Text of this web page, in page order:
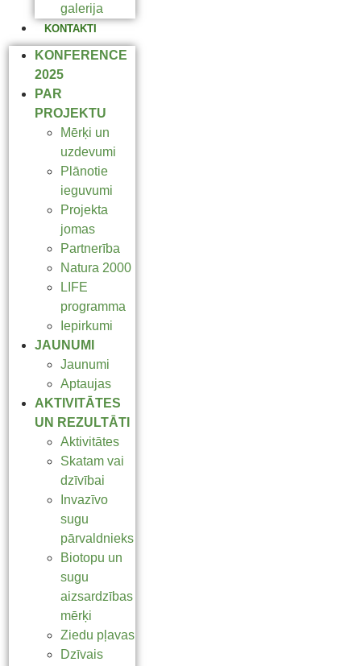
galerija
KONTAKTI
KONFERENCE
2025
PAR
PROJEKTU
Mērķi un
uzdevumi
Plānotie
ieguvumi
Projekta
jomas
Partnerība
Natura 2000
LIFE
programma
Iepirkumi
JAUNUMI
Jaunumi
Aptaujas
AKTIVITĀTES
UN REZULTĀTI
Aktivitātes
Skatam vai
dzīvībai
Invazīvo
sugu
pārvaldnieks
Biotopu un
sugu
aizsardzības
mērķi
Ziedu pļavas
Dzīvais